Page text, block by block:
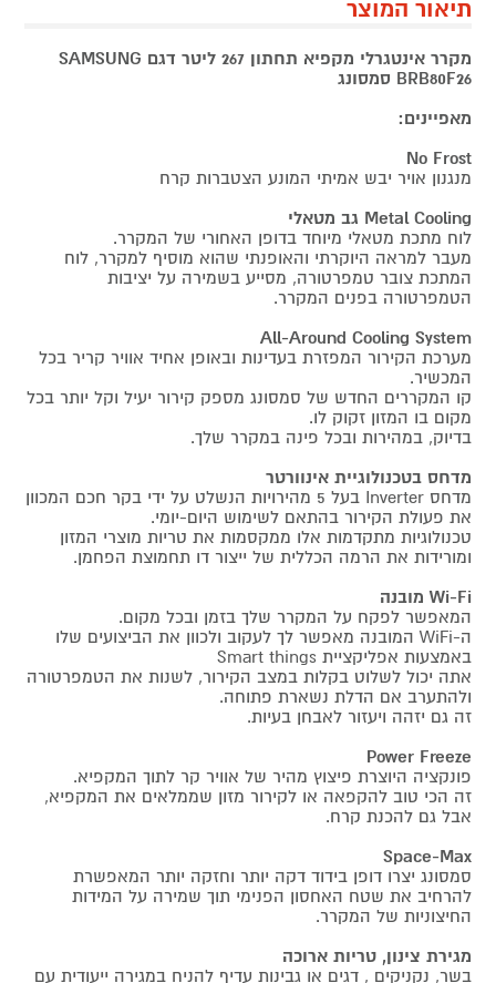
תיאור המוצר
מקרר אינטגרלי מקפיא תחתון 267 ליטר דגם SAMSUNG
BRB80F26 סמסונג
מאפיינים:
No Frost
מנגנון אויר יבש אמיתי המונע הצטברות קרח
Metal Cooling גב מטאלי
לוח מתכת מטאלי מיוחד בדופן האחורי של המקרר.
מעבר למראה היוקרתי והאופנתי שהוא מוסיף למקרר, לוח
המתכת צובר טמפרטורה, מסייע בשמירה על יציבות
הטמפרטורה בפנים המקרר.
All-Around Cooling System
מערכת הקירור המפזרת בעדינות ובאופן אחיד אוויר קריר בכל
המכשיר.
קו המקררים החדש של סמסונג מספק קירור יעיל וקל יותר בכל
מקום בו המזון זקוק לו.
בדיוק, במהירות ובכל פינה במקרר שלך.
מדחס בטכנולוגיית אינוורטר
מדחס Inverter בעל 5 מהירויות הנשלט על ידי בקר חכם המכוון
את פעולת הקירור בהתאם לשימוש היום-יומי.
טכנולוגיות מתקדמות אלו ממקסמות את טריות מוצרי המזון
ומורידות את הרמה הכללית של ייצור דו תחמוצת הפחמן.
Wi-Fi מובנה
המאפשר לפקח על המקרר שלך בזמן ובכל מקום.
ה-WiFi המובנה מאפשר לך לעקוב ולכוון את הביצועים שלו
באמצעות אפליקציית Smart things
אתה יכול לשלוט בקלות במצב הקירור, לשנות את הטמפרטורה
ולהתערב אם הדלת נשארת פתוחה.
זה גם יזהה ויעזור לאבחן בעיות.
Power Freeze
פונקציה היוצרת פיצוץ מהיר של אוויר קר לתוך המקפיא.
זה הכי טוב להקפאה או לקירור מזון שממלאים את המקפיא,
אבל גם להכנת קרח.
Space-Max
סמסונג יצרו דופן בידוד דקה יותר וחזקה יותר המאפשרת
להרחיב את שטח האחסון הפנימי תוך שמירה על המידות
החיצוניות של המקרר.
מגירת צינון, טריות ארוכה
בשר, נקניקים , דגים או גבינות עדיף להניח במגירה ייעודית עם